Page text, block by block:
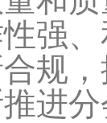
强
规
进